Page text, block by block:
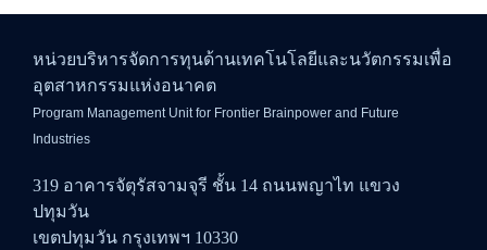
หน่วยบริหารจัดการทุนด้านเทคโนโลยีและนวัตกรรมเพื่อ
อุตสาหกรรมแห่งอนาคต
Program Management Unit for Frontier Brainpower and Future
Industries
319 อาคารจัตุรัสจามจุรี ชั้น 14 ถนนพญาไท แขวง
ปทุมวัน
เขตปทุมวัน กรุงเทพฯ 10330